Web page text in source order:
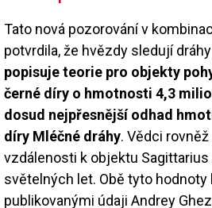
Tato nová pozorování v
potvrdila, že hvězdy sledují
popisuje teorie pro objekty
černé díry o hmotnosti 4,3
dosud nejpřesnější odhad
díry Mléčné dráhy. Vědci
vzdálenosti k objektu Sagittarius
světelných let. Obě tyto
publikovanými údaji Andrey